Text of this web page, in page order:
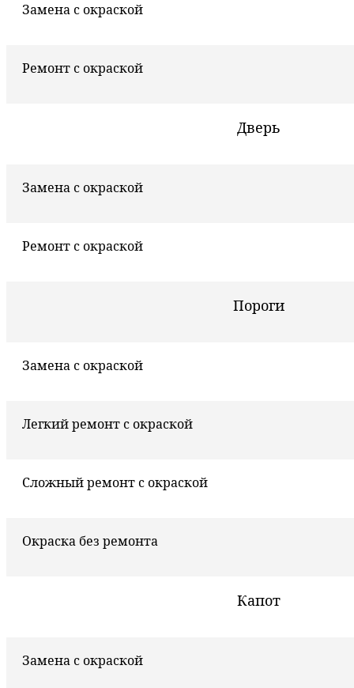
Замена с окраской
Ремонт с окраской
Дверь
Замена с окраской
Ремонт с окраской
Пороги
Замена с окраской
Легкий ремонт с окраской
Сложный ремонт с окраской
Окраска без ремонта
Капот
Замена с окраской